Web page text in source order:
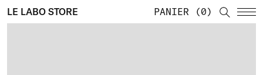
LE LABO STORE PANIER 0